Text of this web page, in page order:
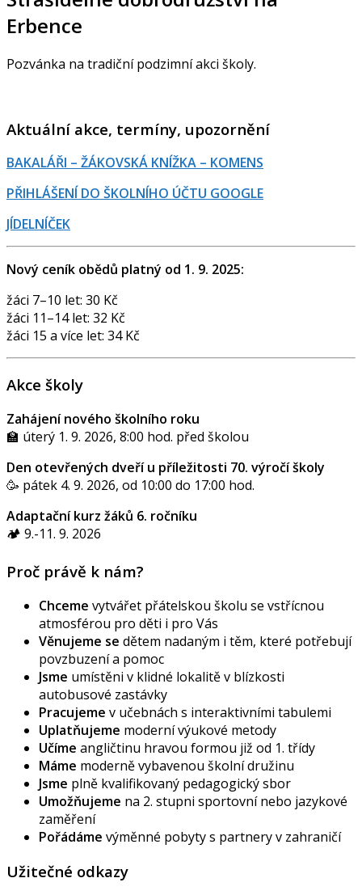
Erbence
Pozvánka na tradiční podzimní akci školy.
Aktuální akce, termíny, upozornění
BAKALÁŘI – ŽÁKOVSKÁ KNÍŽKA – KOMENS
PŘIHLÁŠENÍ DO ŠKOLNÍHO ÚČTU GOOGLE
JÍDELNÍČEK
Nový ceník obědů platný od 1. 9. 2025:
žáci 7–10 let: 30 Kč
žáci 11–14 let: 32 Kč
žáci 15 a více let: 34 Kč
Akce školy
Zahájení nového školního roku
🏫 úterý 1. 9. 2026, 8:00 hod. před školou
Den otevřených dveří u příležitosti 70. výročí školy
🥳 pátek 4. 9. 2026, od 10:00 do 17:00 hod.
Adaptační kurz žáků 6. ročníku
🏕️ 9.-11. 9. 2026
Proč právě k nám?
Chceme vytvářet přátelskou školu se vstřícnou
atmosférou pro děti i pro Vás
Věnujeme se dětem nadaným i těm, které potřebují
povzbuzení a pomoc
Jsme umístěni v klidné lokalitě v blízkosti
autobusové zastávky
Pracujeme v učebnách s interaktivními tabulemi
Uplatňujeme moderní výukové metody
Učíme angličtinu hravou formou již od 1. třídy
Máme moderně vybavenou školní družinu
Jsme plně kvalifikovaný pedagogický sbor
Umožňujeme na 2. stupni sportovní nebo jazykové
zaměření
Pořádáme výměnné pobyty s partnery v zahraničí
Užitečné odkazy